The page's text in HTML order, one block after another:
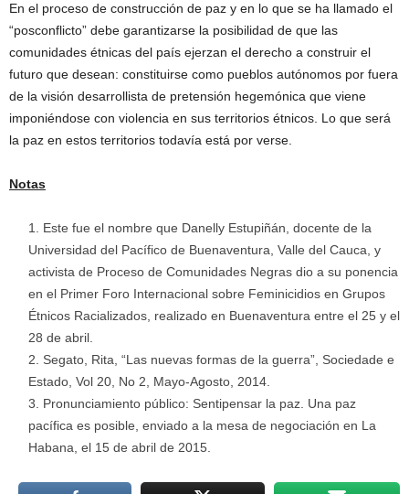
En el proceso de construcción de paz y en lo que se ha llamado el
“posconflicto” debe garantizarse la posibilidad de que las
comunidades étnicas del país ejerzan el derecho a construir el
futuro que desean: constituirse como pueblos autónomos por fuera
de la visión desarrollista de pretensión hegemónica que viene
imponiéndose con violencia en sus territorios étnicos. Lo que será
la paz en estos territorios todavía está por verse.
Notas
Este fue el nombre que Danelly Estupiñán, docente de la
Universidad del Pacífico de Buenaventura, Valle del Cauca, y
activista de Proceso de Comunidades Negras dio a su ponencia
en el Primer Foro Internacional sobre Feminicidios en Grupos
Étnicos Racializados, realizado en Buenaventura entre el 25 y el
28 de abril.
Segato, Rita, “Las nuevas formas de la guerra”, Sociedade e
Estado, Vol 20, No 2, Mayo-Agosto, 2014.
Pronunciamiento público: Sentipensar la paz. Una paz
pacífica es posible, enviado a la mesa de negociación en La
Habana, el 15 de abril de 2015.